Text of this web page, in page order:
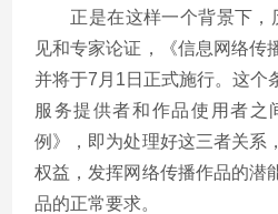
正是在这样一个背景下，
见和专家论证，《信息网络传
并将于7月1日正式施行。这个
服务提供者和作品使用者之
例》，即为处理好这三者关系
权益，发挥网络传播作品的潜
品的正常要求。